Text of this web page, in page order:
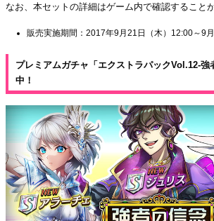
なお、本セットの詳細はゲーム内で確認すること
販売実施期間：2017年9月21日（木）12:00～9
プレミアムガチャ「エクストラパックVol.12-強
中！